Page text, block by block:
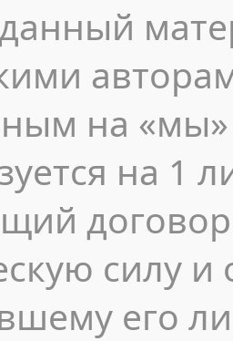
на «мы»
на 1
силу и
его